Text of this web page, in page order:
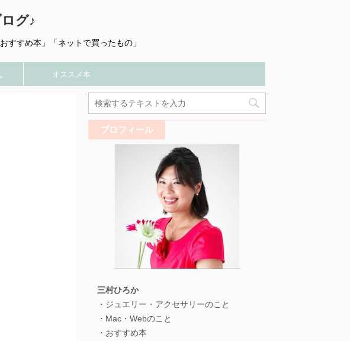
グ♪
すすめ本」「ネットで買ったもの」
オススメ本
プロフィール
三村ひろか
・ジュエリー・アクセサリーのこと
・Mac・Webのこと
・おすすめ本